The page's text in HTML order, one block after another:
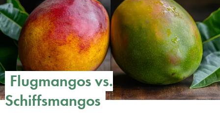
Flugmangos vs.
Schiffsmangos